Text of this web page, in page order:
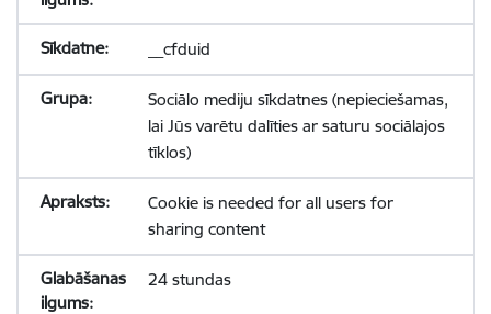
__cfduid
Sociālo mediju sīkdatnes (nepieciešamas,
lai Jūs varētu dalīties ar saturu sociālajos
tīklos)
Cookie is needed for all users for
sharing content
24 stundas